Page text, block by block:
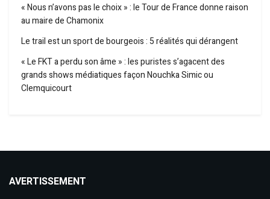
« Nous n’avons pas le choix » : le Tour de France donne raison
au maire de Chamonix
Le trail est un sport de bourgeois : 5 réalités qui dérangent
« Le FKT a perdu son âme » : les puristes s’agacent des
grands shows médiatiques façon Nouchka Simic ou
Clemquicourt
AVERTISSEMENT